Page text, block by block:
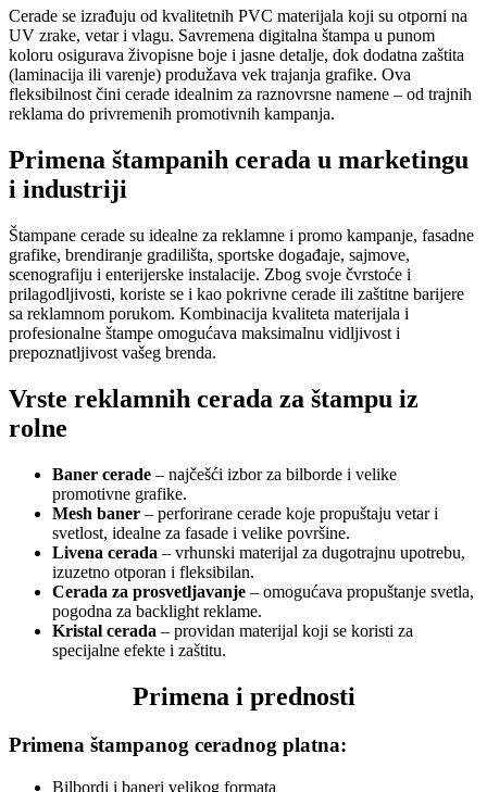
Cerade se izrađuju od kvalitetnih PVC materijala koji su otporni na
UV zrake, vetar i vlagu. Savremena digitalna štampa u punom
koloru osigurava živopisne boje i jasne detalje, dok dodatna zaštita
(laminacija ili varenje) produžava vek trajanja grafike. Ova
fleksibilnost čini cerade idealnim za raznovrsne namene – od trajnih
reklama do privremenih promotivnih kampanja.
Primena štampanih cerada u marketingu
i industriji
Štampane cerade su idealne za reklamne i promo kampanje, fasadne
grafike, brendiranje gradilišta, sportske događaje, sajmove,
scenografiju i enterijerske instalacije. Zbog svoje čvrstoće i
prilagodljivosti, koriste se i kao pokrivne cerade ili zaštitne barijere
sa reklamnom porukom. Kombinacija kvaliteta materijala i
profesionalne štampe omogućava maksimalnu vidljivost i
prepoznatljivost vašeg brenda.
Vrste reklamnih cerada za štampu iz
rolne
Baner cerade – najčešći izbor za bilborde i velike
promotivne grafike.
Mesh baner – perforirane cerade koje propuštaju vetar i
svetlost, idealne za fasade i velike površine.
Livena cerada – vrhunski materijal za dugotrajnu upotrebu,
izuzetno otporan i fleksibilan.
Cerada za prosvetljavanje – omogućava propuštanje svetla,
pogodna za backlight reklame.
Kristal cerada – providan materijal koji se koristi za
specijalne efekte i zaštitu.
Primena i prednosti
Primena štampanog ceradnog platna:
Bilbordi i baneri velikog formata